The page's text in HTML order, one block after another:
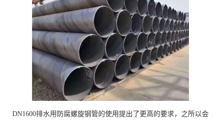
DN1600排水用防腐螺旋钢管的使用提出了更高的要求，之所以会